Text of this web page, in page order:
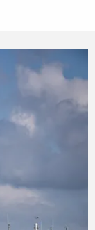
Rochelle)